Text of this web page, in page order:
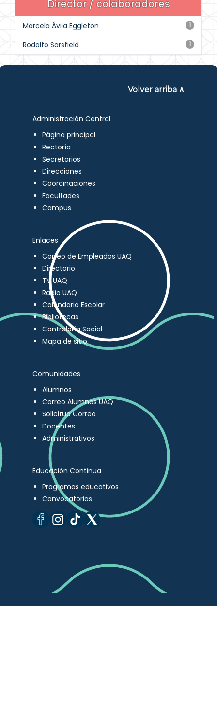
Director / colaboradores
1
Marcela Ávila Eggleton
1
Rodolfo Sarsfield
Volver arriba ∧
Administración Central
Página principal
Rectoría
Secretarios
Direcciones
Coordinaciones
Facultades
Campus
Enlaces
Correo de Empleados UAQ
Directorio
TV UAQ
Radio UAQ
Calendario Escolar
Bibliotecas
Contraloría Social
Mapa de sitio
Comunidades
Alumnos
Correo Alumnos UAQ
Solicitud Correo
Docentes
Administrativos
Educación Continua
Programas educativos
Convocatorias